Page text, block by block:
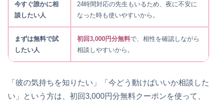
今すぐ誰かに相
談したい人
24時間対応の先生もいるため、夜に不安に
なった時も使いやすいから。
まずは無料で試
したい人
初回3,000円分無料で、相性を確認しながら
相談しやすいから。
「彼の気持ちを知りたい」「今どう動けばいいか相談した
い」という方は、初回3,000円分無料クーポンを使って、